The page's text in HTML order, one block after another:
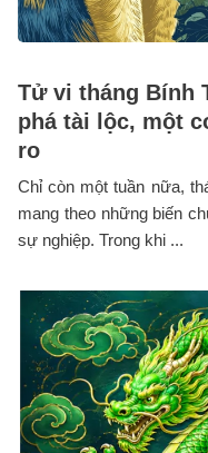
Tử vi tháng Bính
phá tài lộc, một
ro
Chỉ còn một tuần nữa,
mang theo những biến
sự nghiệp. Trong khi ...